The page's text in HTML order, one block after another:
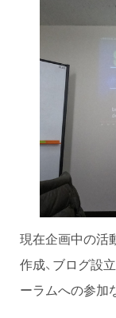
現在企画中の活
作成、ブログ設
ーラムへの参加